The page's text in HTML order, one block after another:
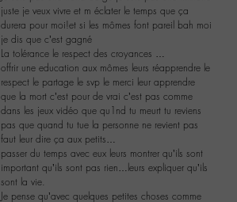
juste je veux vivre et m éclater le temps que ça
durera pour moi!et si les mômes font pareil bah moi
je dis que c’est gagné
La tolérance le respect des croyances …
offrir une education aux mômes leurs réapprendre le
respect le partage le svp le merci leur apprendre
que la mort c’est pour de vrai c’est pas comme
dans les jeux vidéo que qu1nd tu meurt tu reviens
pas que quand tu tue la personne ne revient pas
faut leur dire ça aux petits…
passer du temps avec eux leurs montrer qu’ils sont
important qu’ils sont pas rien…leurs expliquer qu’ils
sont la vie.
Je pense qu’avec quelques petites choses comme